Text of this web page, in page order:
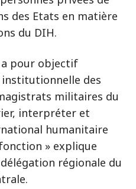
des Etats en matière
du DIH.
a pour objectif
des
militaires du
interpréter et
humanitaire
» explique
régionale du